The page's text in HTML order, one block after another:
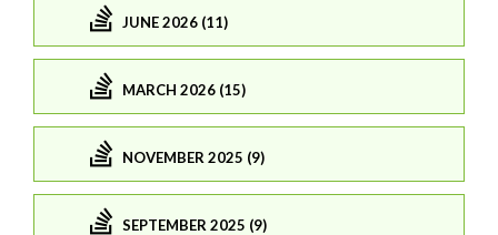
JUNE 2026 (11)
MARCH 2026 (15)
NOVEMBER 2025 (9)
SEPTEMBER 2025 (9)